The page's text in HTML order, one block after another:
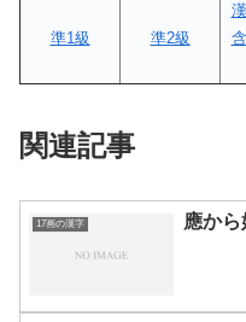
準1級 準2級
関連記事
17画の漢字 應か